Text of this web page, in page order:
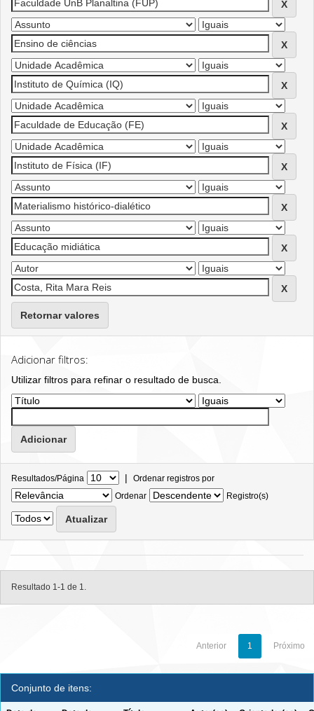
Retornar valores
Adicionar filtros:
Utilizar filtros para refinar o resultado de busca.
Resultados/Página | Ordenar registros por
Ordenar
Registro(s)
Resultado 1-1 de 1.
Anterior 1 Próximo
Conjunto de itens: